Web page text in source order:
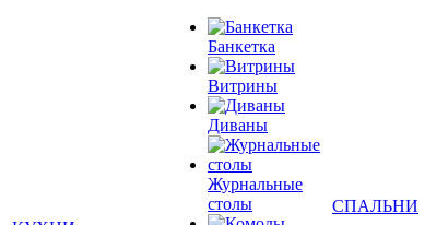
Банкетка
Витрины
Диваны
Журнальные
столы
СПАЛЬНИ